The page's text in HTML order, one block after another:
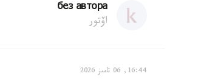
без автора
اۆتور
16:44, 06 تامىز 2026